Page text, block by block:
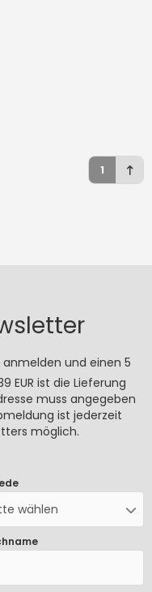
1
und einen 5
EUR ist die Lieferung
muss angegeben
ist jederzeit
möglich.
wählen